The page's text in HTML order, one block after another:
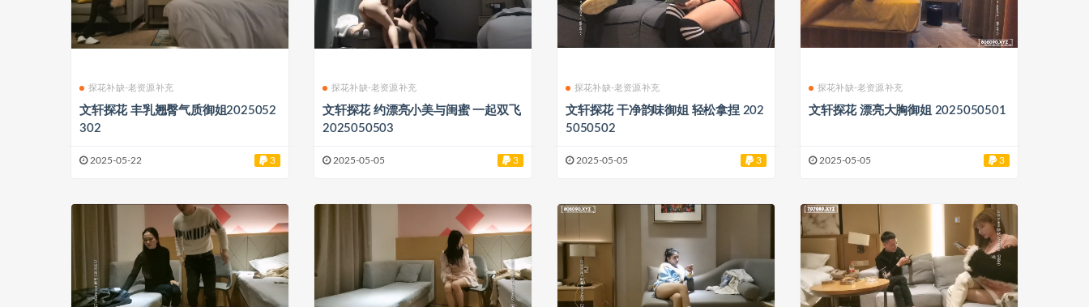
探花补缺-老资源补充
文轩探花 丰乳翘臀气质御姐2025052
302
2025-05-22 3
探花补缺-老资源补充
文轩探花 约漂亮小美与闺蜜 一起双飞
2025050503
2025-05-05 3
探花补缺-老资源补充
文轩探花 干净韵味御姐 轻松拿捏 202
5050502
2025-05-05 3
探花补缺-老资源补充
文轩探花 漂亮大胸御姐 2025050501
2025-05-05 3